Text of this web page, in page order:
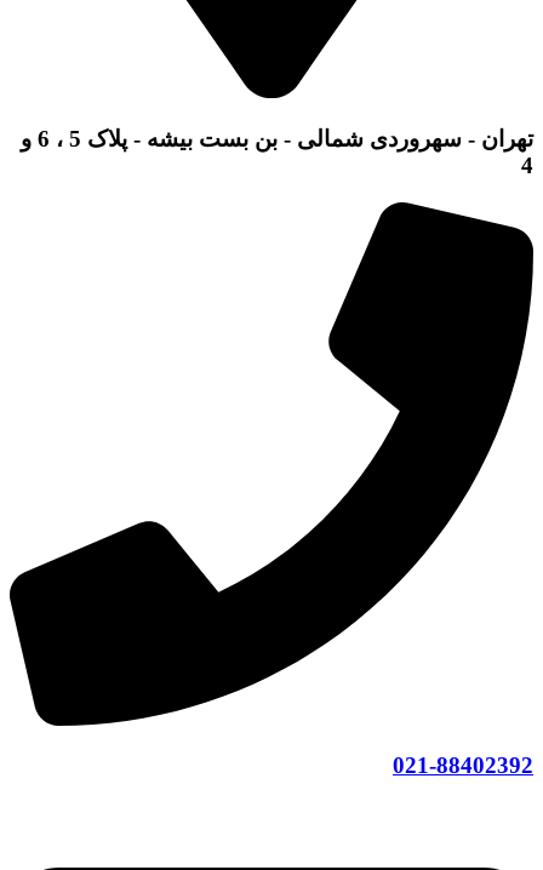
تهران - سهروردی شمالی - بن بست بیشه - پلاک 5 ، 6 و
4
021-88402392